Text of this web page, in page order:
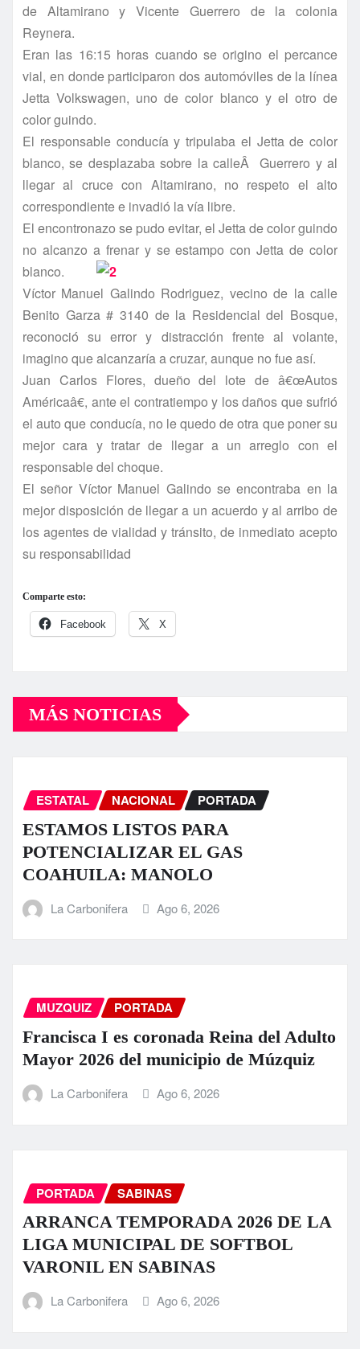
de Altamirano y Vicente Guerrero de la colonia
Reynera.
Eran las 16:15 horas cuando se origino el percance
vial, en donde participaron dos automóviles de la lí­nea
Jetta Volkswagen, uno de color blanco y el otro de
color guindo.
El responsable conducí­a y tripulaba el Jetta de color
blanco, se desplazaba sobre la calleÂ Guerrero y al
llegar al cruce con Altamirano, no respeto el alto
correspondiente e invadió la ví­a libre.
El encontronazo se pudo evitar, el Jetta de color guindo
no alcanzo a frenar y se estampo con Jetta de color
blanco.
Ví­ctor Manuel Galindo Rodriguez, vecino de la calle
Benito Garza # 3140 de la Residencial del Bosque,
reconoció su error y distracción frente al volante,
imagino que alcanzarí­a a cruzar, aunque no fue así­.
Juan Carlos Flores, dueño del lote de â€œAutos
Américaâ€, ante el contratiempo y los daños que sufrió
el auto que conducí­a, no le quedo de otra que poner su
mejor cara y tratar de llegar a un arreglo con el
responsable del choque.
El señor Ví­ctor Manuel Galindo se encontraba en la
mejor disposición de llegar a un acuerdo y al arribo de
los agentes de vialidad y tránsito, de inmediato acepto
su responsabilidad
Comparte esto:
Facebook X
MÁS NOTICIAS
ESTATAL NACIONAL PORTADA
ESTAMOS LISTOS PARA
POTENCIALIZAR EL GAS
COAHUILA: MANOLO
La Carbonifera Ago 6, 2026
MUZQUIZ PORTADA
Francisca I es coronada Reina del Adulto
Mayor 2026 del municipio de Múzquiz
La Carbonifera Ago 6, 2026
PORTADA SABINAS
ARRANCA TEMPORADA 2026 DE LA
LIGA MUNICIPAL DE SOFTBOL
VARONIL EN SABINAS
La Carbonifera Ago 6, 2026